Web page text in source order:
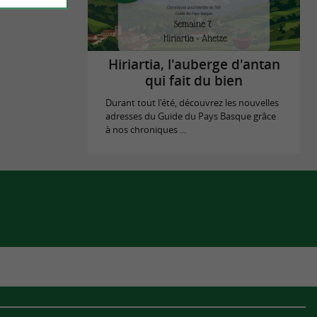
Hiriartia, l'auberge d'antan
qui fait du bien
Durant tout l'été, découvrez les nouvelles
adresses du Guide du Pays Basque grâce
à nos chroniques ...